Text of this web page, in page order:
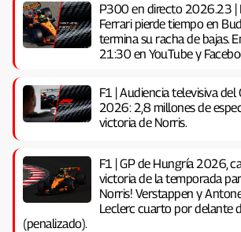
P300 en directo 2026.23 |
Ferrari pierde tiempo en
termina su racha de bajas.
21:30 en YouTube y
F1 | Audiencia televisiva del
2026: 2,8 millones de
victoria de Norris.
F1 | GP de Hungría 2026,
victoria de la temporada
Norris! Verstappen y
Leclerc cuarto por delante
(penalizado).